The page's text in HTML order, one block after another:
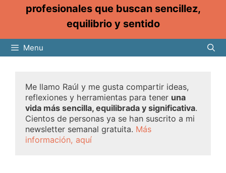
profesionales que buscan sencillez,
equilibrio y sentido
Menu
Me llamo Raúl y me gusta compartir ideas,
reflexiones y herramientas para tener una
vida más sencilla, equilibrada y significativa.
Cientos de personas ya se han suscrito a mi
newsletter semanal gratuita. Más
información, aquí